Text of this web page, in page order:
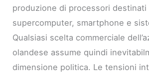
produzione di processori destinati
supercomputer, smartphone e
Qualsiasi scelta commerciale
olandese assume quindi
dimensione politica. Le tensioni